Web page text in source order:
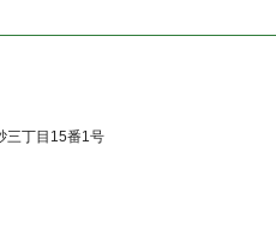
三丁目15番1号